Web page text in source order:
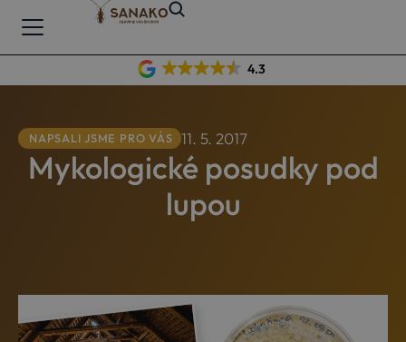
4.3
NAPSALI JSME PRO VÁS 11. 5. 2017
Mykologické posudky pod
lupou